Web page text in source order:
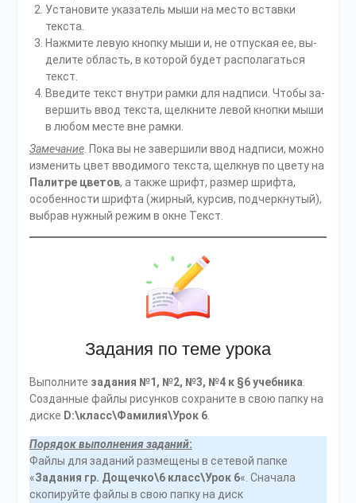
Установите указатель мыши на место вставки
текста.
Нажмите левую кнопку мыши и, не отпуская ее, вы­
делите область, в которой будет располагаться
текст.
Введите текст внутри рамки для надписи. Чтобы за­
вершить ввод текста, щелкните левой кнопки мыши
в любом месте вне рамки.
Замечание. Пока вы не завершили ввод надписи, можно
изменить цвет вводимого текста, щелкнув по цвету на
Палитре цветов, а также шрифт, размер шрифта,
особенности шрифта (жирный, курсив, подчеркнутый),
выбрав нужный режим в окне Текст.
Задания по теме урока
Выполните задания №1, №2, №3, №4 к §6 учебника
Созданные файлы рисунков сохраните в свою папку на
диске D:\класс\Фамилия\Урок 6.
Порядок выполнения заданий:
Файлы для заданий размещены в сетевой папке
«Задания гр. Дощечко\6 класс\Урок 6«. Сначала
скопируйте файлы в свою папку на диск